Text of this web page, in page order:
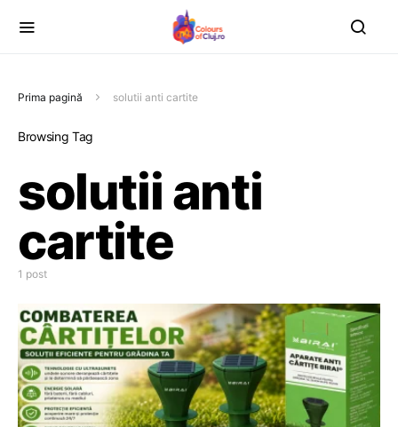
Prima pagină solutii anti cartite
Browsing Tag
solutii anti
cartite
1 post